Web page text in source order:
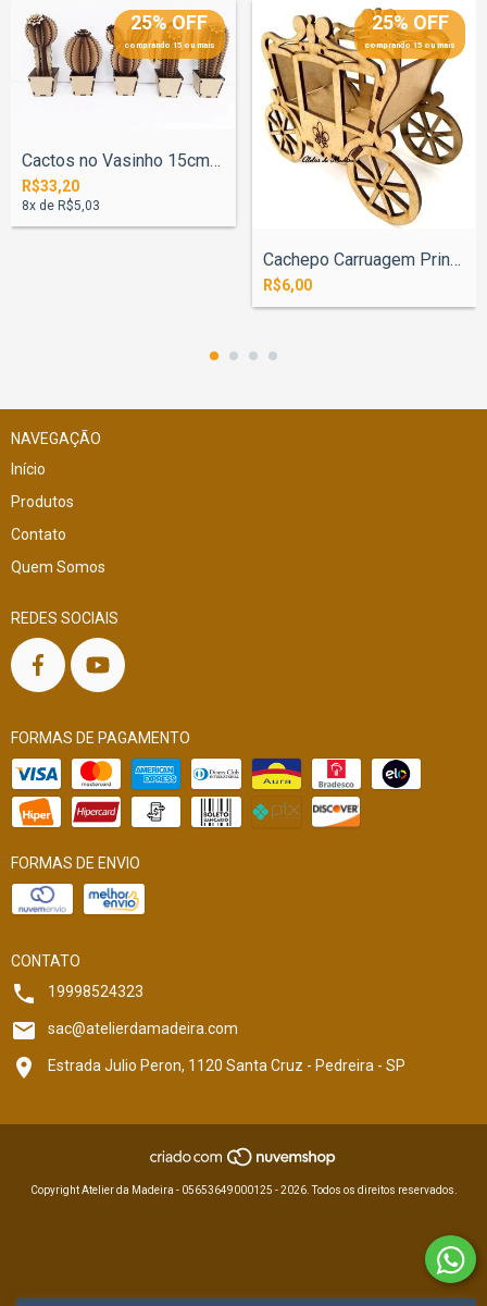
25% OFF
comprando 15 ou mais
Cactos no Vasinho 15cm Kit 5 Unidades
R$33,20
8x de R$5,03
25% OFF
comprando 15 ou mais
Cachepo Carruagem Princesa Flor Liz 15cm
R$6,00
NAVEGAÇÃO
Início
Produtos
Contato
Quem Somos
REDES SOCIAIS
FORMAS DE PAGAMENTO
FORMAS DE ENVIO
CONTATO
19998524323
sac@atelierdamadeira.com
Estrada Julio Peron, 1120 Santa Cruz - Pedreira - SP
Copyright Atelier da Madeira - 05653649000125 - 2026. Todos os direitos reservados.